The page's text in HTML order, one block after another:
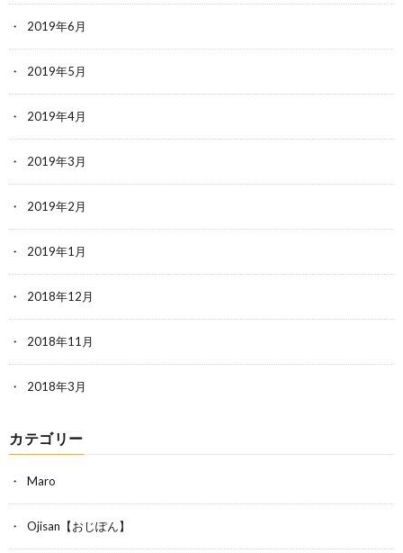
2019年6月
2019年5月
2019年4月
2019年3月
2019年2月
2019年1月
2018年12月
2018年11月
2018年3月
カテゴリー
Maro
Ojisan【おじぽん】